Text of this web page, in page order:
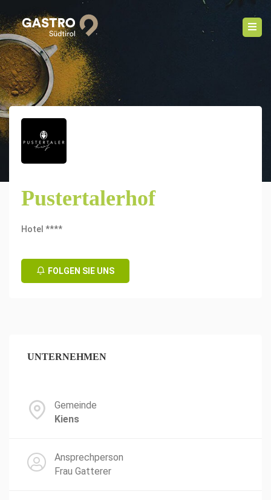
Pustertalerhof
Hotel ****
FOLGEN SIE UNS
UNTERNEHMEN
Gemeinde
Kiens
Ansprechperson
Frau Gatterer